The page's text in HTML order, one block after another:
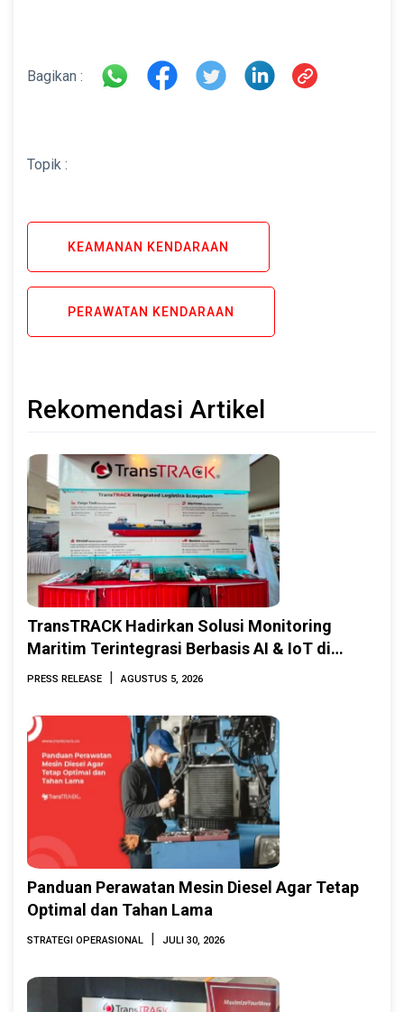
Bagikan :
Topik :
KEAMANAN KENDARAAN
PERAWATAN KENDARAAN
Rekomendasi Artikel
TransTRACK Hadirkan Solusi Monitoring
Maritim Terintegrasi Berbasis AI & IoT di
Indonesia Marine & Offshore Expo (IMOX)
PRESS RELEASE | AGUSTUS 5, 2026
Panduan Perawatan Mesin Diesel Agar Tetap
Optimal dan Tahan Lama
STRATEGI OPERASIONAL | JULI 30, 2026